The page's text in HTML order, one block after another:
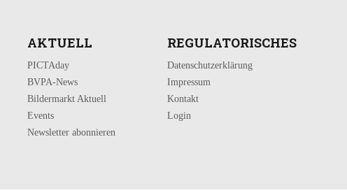
AKTUELL
PICTAday
BVPA-News
Bildermarkt Aktuell
Events
Newsletter abonnieren
REGULATORISCHES
Datenschutzerklärung
Impressum
Kontakt
Login